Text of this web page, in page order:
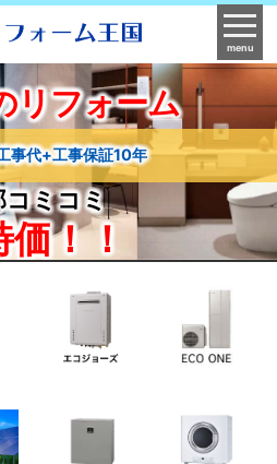
menu
リフォーム
事代+工事保証10年
コミコミ
！！